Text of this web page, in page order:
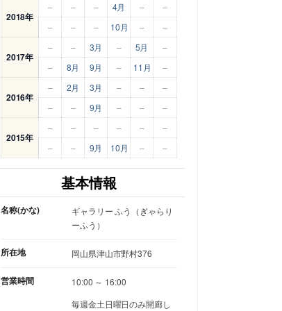
2018年
– – – 4月 –
–
–
– – 10月 – –
2017年
– – 3月 – 5月
–
–
8月 9月 – 11月 –
2016年
– 2月 3月 – –
–
–
– 9月 – – –
2015年
– – – – –
–
–
– 9月 10月 – –
基本情報
名称(かな)
ギャラリー ふう（ぎゃらり
ーふう）
所在地 岡山県津山市野村376
営業時間
10:00 ～ 16:00
毎週金土日曜日のみ開廊し